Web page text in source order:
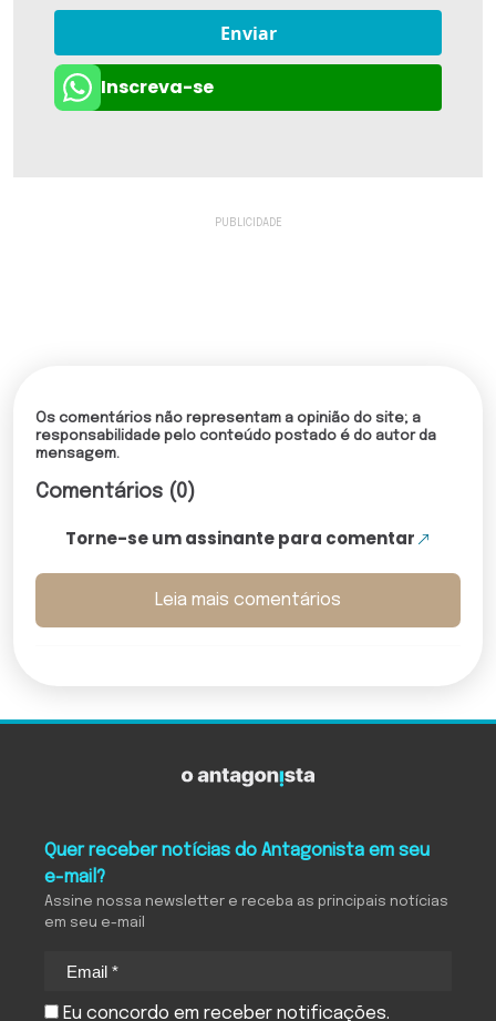
Enviar
Inscreva-se
Os comentários não representam a opinião do site; a
responsabilidade pelo conteúdo postado é do autor da
mensagem.
Comentários (0)
Torne-se um assinante para comentar
Leia mais comentários
Quer receber notícias do Antagonista em seu
e-mail?
Assine nossa newsletter e receba as principais notícias
em seu e-mail
Eu concordo em receber notificações.